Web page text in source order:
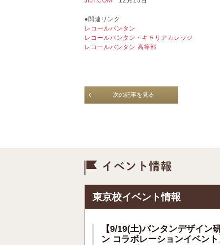
●関連リンク
レコールバンタン
レコールバンタン・キャリアカレッジ
レコールバンタン 高等部
次の記事を見る
東京校イベント情報
【9/19(土)バンタンデザイン
ン コラボレーションイベン